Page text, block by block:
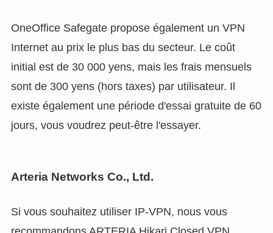
OneOffice Safegate propose également un VPN
Internet au prix le plus bas du secteur. Le coût
initial est de 30 000 yens, mais les frais mensuels
sont de 300 yens (hors taxes) par utilisateur. Il
existe également une période d'essai gratuite de 60
jours, vous voudrez peut-être l'essayer.
Arteria Networks Co., Ltd.
Si vous souhaitez utiliser IP-VPN, nous vous